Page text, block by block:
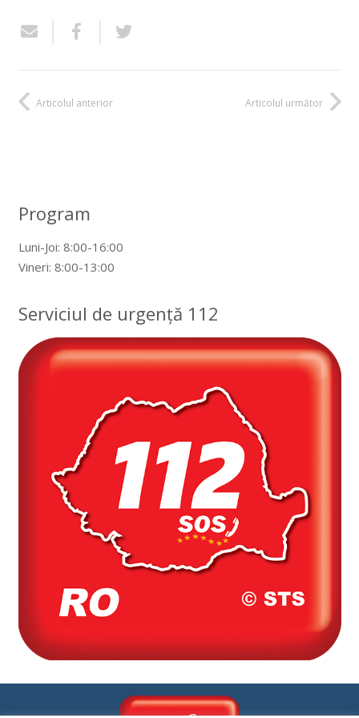
Articolul anterior Articolul următor
Program
Luni-Joi: 8:00-16:00
Vineri: 8:00-13:00
Serviciul de urgență 112